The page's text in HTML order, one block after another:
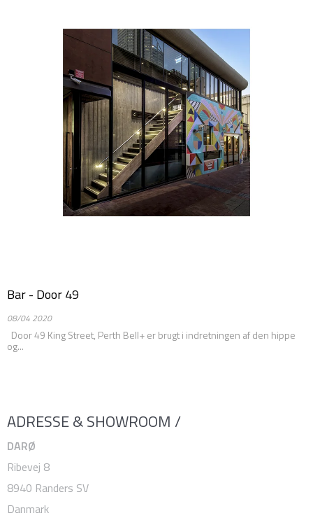
Bar - Door 49
08/04 2020
Door 49 King Street, Perth Bell+ er brugt i indretningen af den hippe
og...
ADRESSE & SHOWROOM /
DARØ
Ribevej 8
8940 Randers SV
Danmark